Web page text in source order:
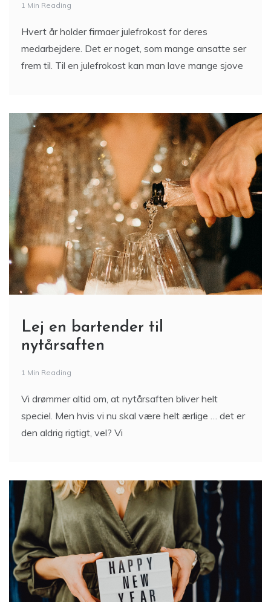
1 Min Reading
Hvert år holder firmaer julefrokost for deres
medarbejdere. Det er noget, som mange ansatte ser
frem til. Til en julefrokost kan man lave mange sjove
Lej en bartender til
nytårsaften
1 Min Reading
Vi drømmer altid om, at nytårsaften bliver helt
speciel. Men hvis vi nu skal være helt ærlige … det er
den aldrig rigtigt, vel? Vi